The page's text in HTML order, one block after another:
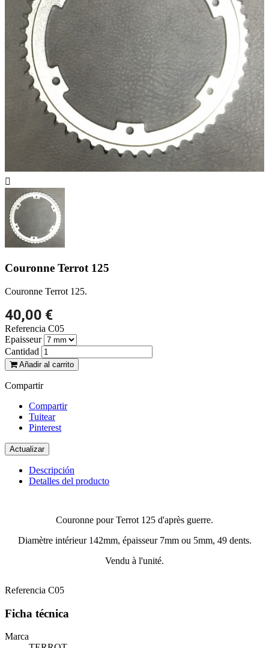

Couronne Terrot 125
Couronne Terrot 125.
40,00 €
Referencia C05
Epaisseur
Cantidad
Añadir al carrito
Compartir
Compartir
Tuitear
Pinterest
Descripción
Detalles del producto
Couronne pour Terrot 125 d'après guerre.
Diamètre intérieur 142mm, épaisseur 7mm ou 5mm, 49 dents.
Vendu à l'unité.
Referencia C05
Ficha técnica
Marca